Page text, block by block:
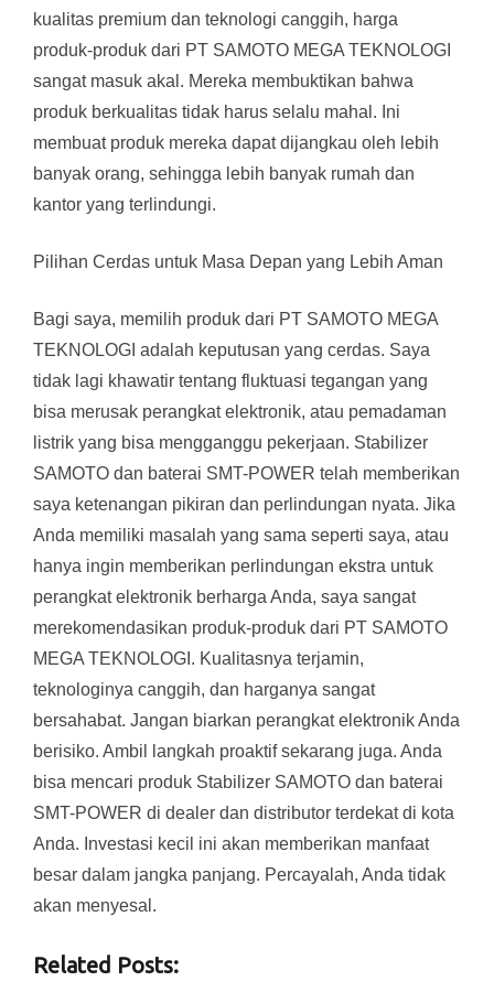
kualitas premium dan teknologi canggih, harga
produk-produk dari PT SAMOTO MEGA TEKNOLOGI
sangat masuk akal. Mereka membuktikan bahwa
produk berkualitas tidak harus selalu mahal. Ini
membuat produk mereka dapat dijangkau oleh lebih
banyak orang, sehingga lebih banyak rumah dan
kantor yang terlindungi.
Pilihan Cerdas untuk Masa Depan yang Lebih Aman
Bagi saya, memilih produk dari PT SAMOTO MEGA
TEKNOLOGI adalah keputusan yang cerdas. Saya
tidak lagi khawatir tentang fluktuasi tegangan yang
bisa merusak perangkat elektronik, atau pemadaman
listrik yang bisa mengganggu pekerjaan. Stabilizer
SAMOTO dan baterai SMT-POWER telah memberikan
saya ketenangan pikiran dan perlindungan nyata. Jika
Anda memiliki masalah yang sama seperti saya, atau
hanya ingin memberikan perlindungan ekstra untuk
perangkat elektronik berharga Anda, saya sangat
merekomendasikan produk-produk dari PT SAMOTO
MEGA TEKNOLOGI. Kualitasnya terjamin,
teknologinya canggih, dan harganya sangat
bersahabat. Jangan biarkan perangkat elektronik Anda
berisiko. Ambil langkah proaktif sekarang juga. Anda
bisa mencari produk Stabilizer SAMOTO dan baterai
SMT-POWER di dealer dan distributor terdekat di kota
Anda. Investasi kecil ini akan memberikan manfaat
besar dalam jangka panjang. Percayalah, Anda tidak
akan menyesal.
Related Posts: